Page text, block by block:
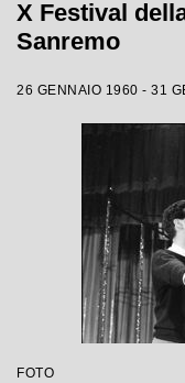
X Festival
Sanremo
26 GENNAIO 1960 - 31
FOTO